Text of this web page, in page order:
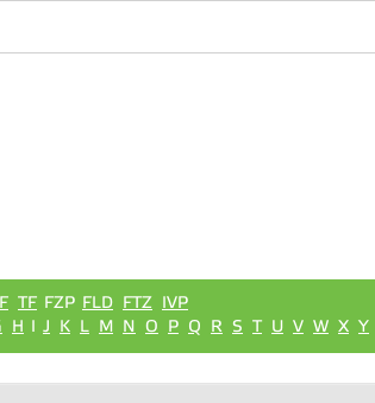
TF FZP FLD FTZ IVP
H I J K L M N O P Q R S T U V W X Y